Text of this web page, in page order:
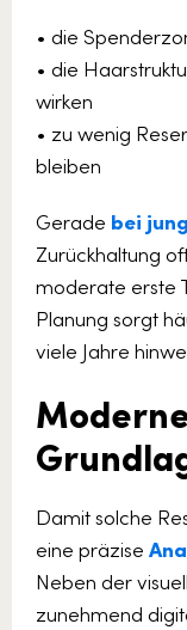
• die
• die
wirken
• zu wenig
bleiben
Gerade bei
Zurückhaltung
moderate erste
Planung sorgt
viele Jahre
Damit solche
eine präzise
Neben der
zunehmend